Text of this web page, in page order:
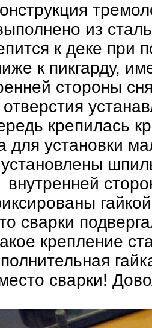
из
к деке при
к пикгарду,
стороны
отверстия
крепилась
для установки
установлены
внутренней
сварки
крепление
сварки!